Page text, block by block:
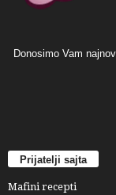
Donosimo Vam
Prijatelji sajta
Mafini recepti